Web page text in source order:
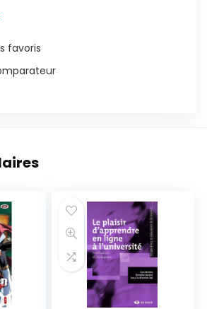
favoris